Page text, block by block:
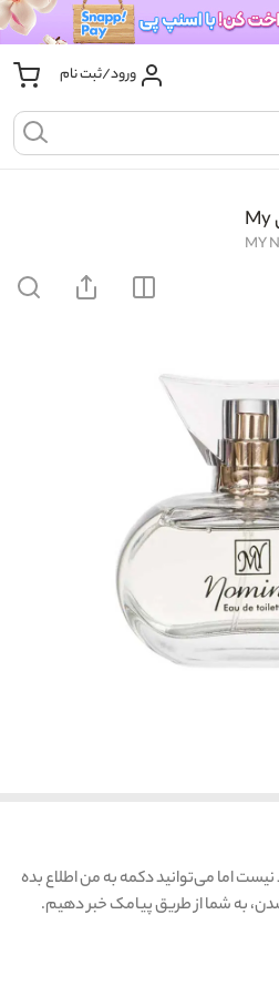
ورود/ثبت نام
MY
اما می‌توانید دکمه به من اطلاع بده
به شما از طریق پیامک خبر دهیم.